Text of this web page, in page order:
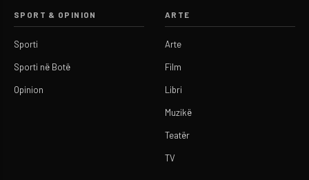
SPORT & OPINION
Sporti
Sporti në Botë
Opinion
ARTE
Arte
Film
Libri
Muzikë
Teatër
TV